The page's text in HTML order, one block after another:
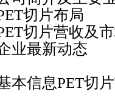
切片布局
片营收及市
最新动态
息PET切片